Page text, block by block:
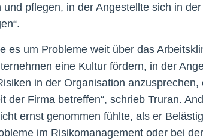
und pflegen, in der Angestellte sich in
es um Probleme weit über das
eine Kultur fördern, in der
in der Organisation
der Firma betreffen“, schrieb Truran.
ernst genommen fühlte, als er
im Risikomanagement oder bei